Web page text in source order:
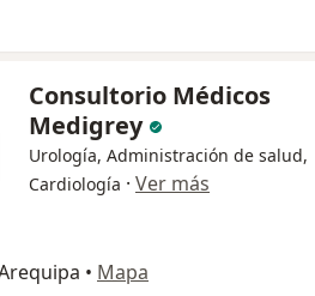
Consultorio Médicos
Medigrey
Urología, Administración de salud,
Cardiología · Ver más
• Mapa